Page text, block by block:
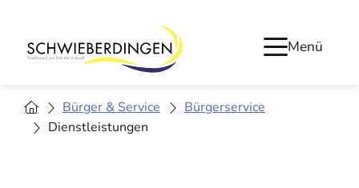
Menü
Bürger & Service
Bürgerservice
Dienstleistungen